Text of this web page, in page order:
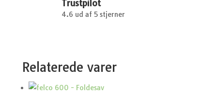
Trustpilot
4.6 ud af 5 stjerner
Relaterede varer